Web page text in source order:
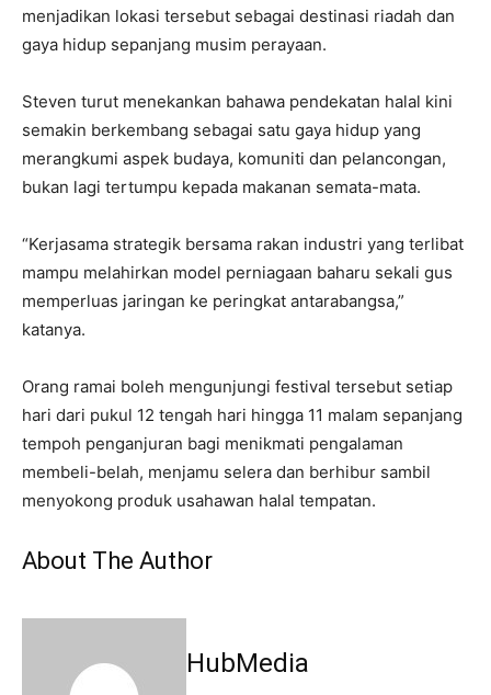
menjadikan lokasi tersebut sebagai destinasi riadah dan
gaya hidup sepanjang musim perayaan.
Steven turut menekankan bahawa pendekatan halal kini
semakin berkembang sebagai satu gaya hidup yang
merangkumi aspek budaya, komuniti dan pelancongan,
bukan lagi tertumpu kepada makanan semata-mata.
“Kerjasama strategik bersama rakan industri yang terlibat
mampu melahirkan model perniagaan baharu sekali gus
memperluas jaringan ke peringkat antarabangsa,”
katanya.
Orang ramai boleh mengunjungi festival tersebut setiap
hari dari pukul 12 tengah hari hingga 11 malam sepanjang
tempoh penganjuran bagi menikmati pengalaman
membeli-belah, menjamu selera dan berhibur sambil
menyokong produk usahawan halal tempatan.
About The Author
HubMedia